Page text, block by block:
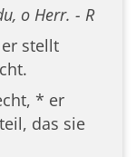
o Herr. - R
stellt
* er
das sie